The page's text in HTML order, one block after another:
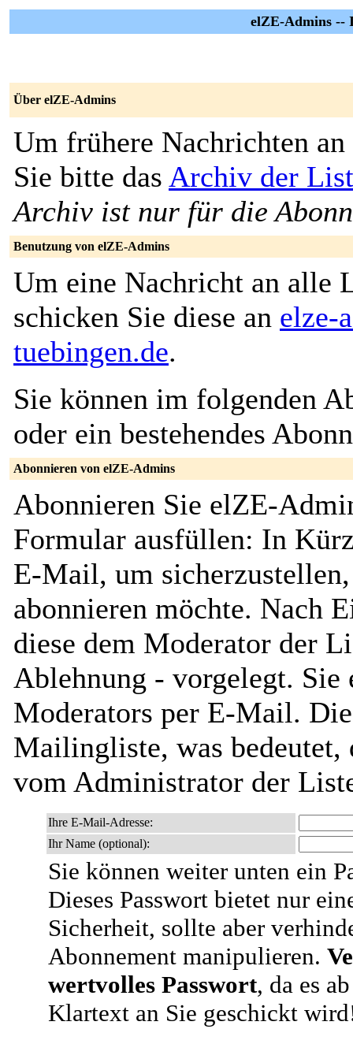
elZE-Admins --
Über elZE-Admins
Um frühere Nachrichten an
Sie bitte das Archiv der
Archiv ist nur für die
Benutzung von elZE-Admins
Um eine Nachricht an alle
schicken Sie diese an elze-
tuebingen.de.
Sie können im folgenden
oder ein bestehendes
Abonnieren von elZE-Admins
Abonnieren Sie elZE-
Formular ausfüllen: In
E-Mail, um
abonnieren möchte. Nach
diese dem Moderator der
Ablehnung - vorgelegt. Sie
Moderators per E-Mail.
Mailingliste, was bedeutet,
vom Administrator der
Ihre E-Mail-Adresse:
Ihr Name (optional):
Sie können weiter unten ein
Dieses Passwort bietet nur
Sicherheit, sollte aber
Abonnement manipulieren.
wertvolles Passwort, da es
Klartext an Sie geschickt